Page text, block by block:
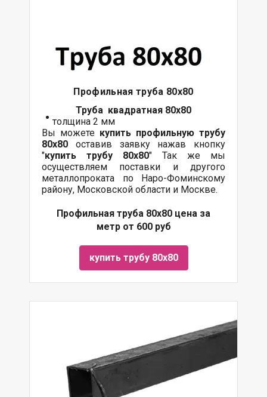
Профильная труба 80х80
Труба квадратная 80х80
толщина 2 мм
Вы можете купить профильную трубу
80х80 оставив заявку нажав кнопку
"купить трубу 80х80" Так же мы
осуществляем поставки и другого
металлопроката по Наро-Фоминскому
району, Московской области и Москве.
Профильная труба 80х80 цена за
метр от 600 руб
купить трубу 80х80